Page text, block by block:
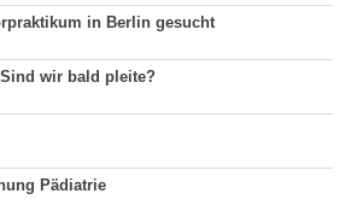
in Berlin gesucht
wir bald pleite?
Pädiatrie